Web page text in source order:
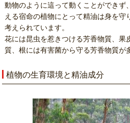
動物のように這って動くことができず
える宿命の植物にとって精油は身を守
考えられています。
花には昆虫を惹きつける芳香物質、果
質、根には有害菌から守る芳香物質が
植物の生育環境と精油成分